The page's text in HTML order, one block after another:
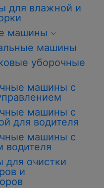
для влажной и
машины
машины
уборочные
машины с
машины с
для водителя
машины с
водителя
для очистки
и